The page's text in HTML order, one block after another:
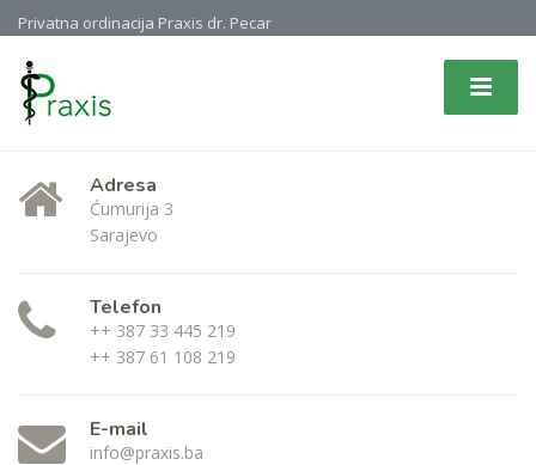
Privatna ordinacija Praxis dr. Pecar
Adresa
Ćumurija 3
Sarajevo
Telefon
++ 387 33 445 219
++ 387 61 108 219
E-mail
info@praxis.ba